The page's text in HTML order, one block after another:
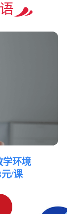
学环境
/课